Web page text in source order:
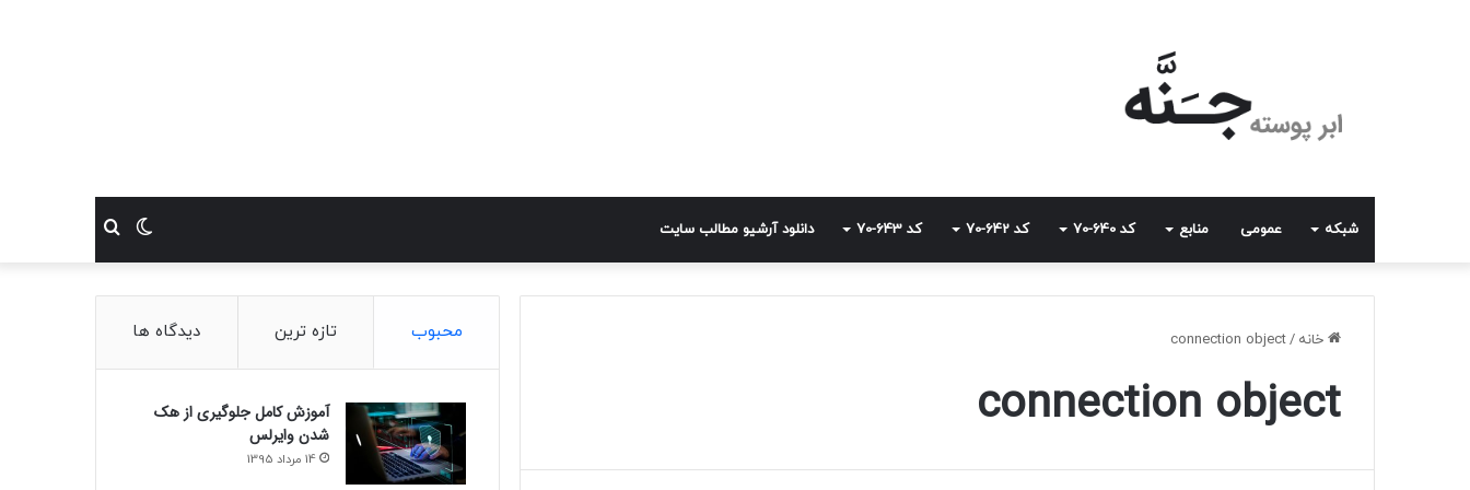
شبکه عمومی منابع کد 640-70 کد 642-70 کد 643-70 دانلود آرشیو مطالب سایت جستجو
برای
تغییر
پوسته
خانه /
connection object
connection object
محبوب تازه ترین دیدگاه ها
آموزش کامل جلوگیری از هک
شدن وایرلس
14 مرداد 1395